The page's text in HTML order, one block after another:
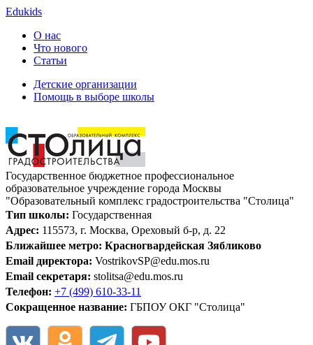
Edukids
О нас
Что нового
Статьи
Детские организации
Помощь в выборе школы
Государственное бюджетное профессиональное
образовательное учреждение города Москвы
"Образовательный комплекс градостроительства "Столица"
Тип школы: Государственная
Адрес: 115573, г. Москва, Ореховый б-р, д. 22
Ближайшее метро: Красногвардейская Зябликово
Email директора: VostrikovSP@edu.mos.ru
Email секретаря: stolitsa@edu.mos.ru
Телефон: +7 (499) 610-33-11
Сокращенное название: ГБПОУ ОКГ "Столица"